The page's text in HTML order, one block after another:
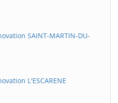
SAINT-MARTIN-DU-
L'ESCARENE